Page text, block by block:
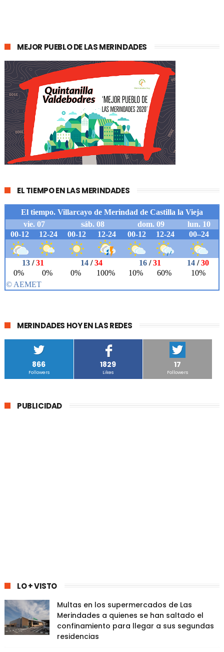
MEJOR PUEBLO DE LAS MERINDADES
EL TIEMPO EN LAS MERINDADES
MERINDADES HOY EN LAS REDES
866
Followers
1829
Likes
17
Followers
PUBLICIDAD
LO + VISTO
Multas en los supermercados de Las
Merindades a quienes se han saltado el
confinamiento para llegar a sus segundas
residencias